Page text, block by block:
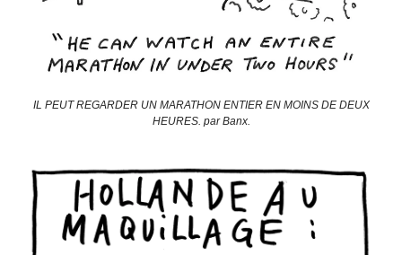
IL PEUT REGARDER UN MARATHON ENTIER EN MOINS DE DEUX
HEURES. par Banx.